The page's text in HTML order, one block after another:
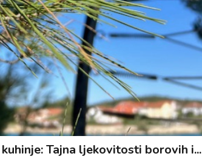
Tajna ljekovitosti borovih i...